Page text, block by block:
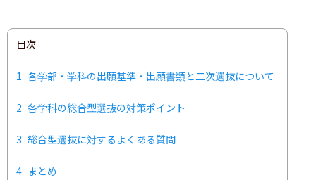
目次
1 各学部・学科の出願基準・出願書類と二次選抜について
2 各学科の総合型選抜の対策ポイント
3 総合型選抜に対するよくある質問
4 まとめ